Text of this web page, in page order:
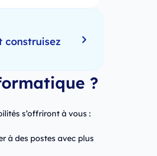
construisez
?
s’offriront à vous :
à des postes avec plus